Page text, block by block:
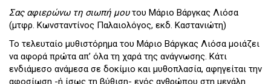
Σας αφιερώνω τη σιωπή μουτου Μάριο Βάργκας Λιόσα
(μτφρ. Κωνσταντίνος Παλαιολόγος, εκδ. Καστανιώτη)
Το τελευταίο μυθιστόρημα του Μάριο Βάργκας Λιόσα μοιάζει
να αφορά πρώτα απ’ όλα τη χαρά της ανάγνωσης. Κάτι
ενδιάμεσο ανάμεσα σε δοκίμιο και μυθοπλασία, αφηγείται την
αφοσίωση -ή ίσως τη βύθιση- ενός ανθρώπου στη μεγάλη